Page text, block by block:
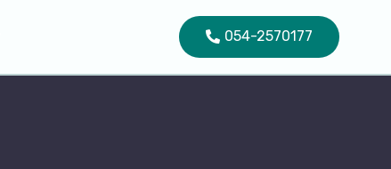
054-2570177